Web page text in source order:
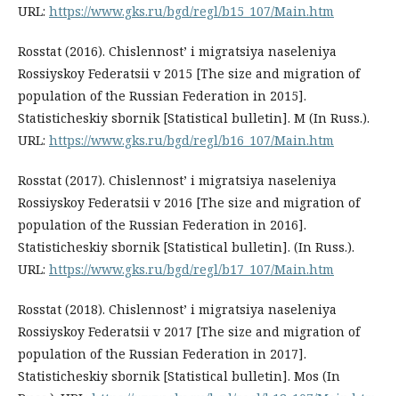
URL: https://www.gks.ru/bgd/regl/b15_107/Main.htm
Rosstat (2016). Chislennost’ i migratsiya naseleniya
Rossiyskoy Federatsii v 2015 [The size and migration of
population of the Russian Federation in 2015].
Statisticheskiy sbornik [Statistical bulletin]. M (In Russ.).
URL: https://www.gks.ru/bgd/regl/b16_107/Main.htm
Rosstat (2017). Chislennost’ i migratsiya naseleniya
Rossiyskoy Federatsii v 2016 [The size and migration of
population of the Russian Federation in 2016].
Statisticheskiy sbornik [Statistical bulletin]. (In Russ.).
URL: https://www.gks.ru/bgd/regl/b17_107/Main.htm
Rosstat (2018). Chislennost’ i migratsiya naseleniya
Rossiyskoy Federatsii v 2017 [The size and migration of
population of the Russian Federation in 2017].
Statisticheskiy sbornik [Statistical bulletin]. Mos (In